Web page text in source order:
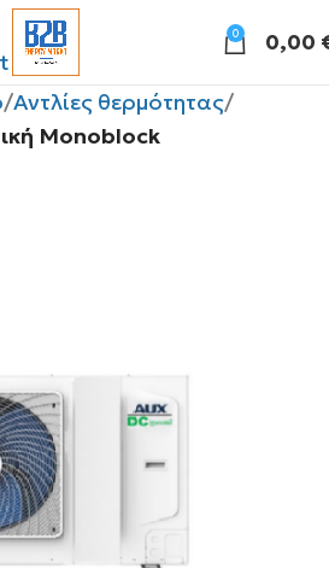
0 0,00
Αντλίες θερμότητας
Monoblock